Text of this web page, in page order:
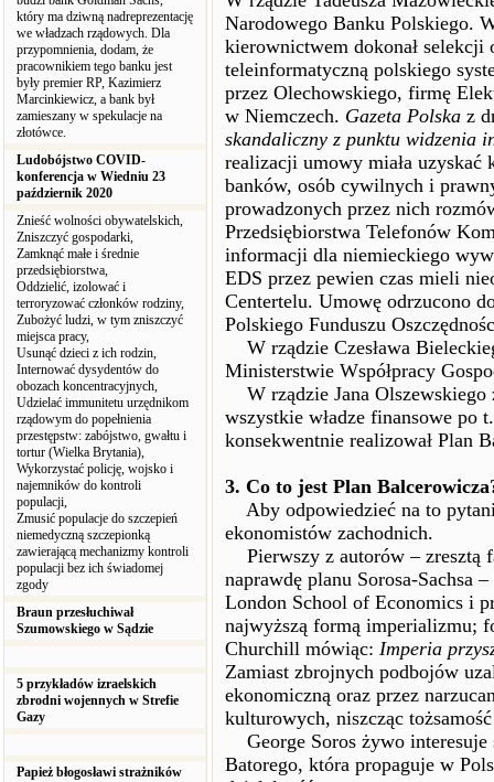
który ma dziwną nadreprezentację
we władzach rządowych. Dla
przypomnienia, dodam, że
pracownikiem tego banku jest
były premier RP, Kazimierz
Marcinkiewicz, a bank był
zamieszany w spekulacje na
złotówce.
Ludobójstwo COVID-
konferencja w Wiedniu 23
październik 2020
Znieść wolności obywatelskich,
Zniszczyć gospodarki,
Zamknąć małe i średnie
przedsiębiorstwa,
Oddzielić, izolować i
terroryzować członków rodziny,
Zubożyć ludzi, w tym zniszczyć
miejsca pracy,
Usunąć dzieci z ich rodzin,
Internować dysydentów do
obozach koncentracyjnych,
Udzielać immunitetu urzędnikom
rządowym do popełnienia
przestępstw: zabójstwo, gwałtu i
tortur (Wielka Brytania),
Wykorzystać policję, wojsko i
najemników do kontroli
populacji,
Zmusić populacje do szczepień
niemedyczną szczepionką
zawierającą mechanizmy kontroli
populacji bez ich świadomej
zgody
Braun przesłuchiwał
Szumowskiego w Sądzie
5 przykładów izraelskich
zbrodni wojennych w Strefie
Gazy
Papież błogosławi strażników
Narodowego Banku Polskiego.
kierownictwem dokonał selekcji
teleinformatyczną polskiego
przez Olechowskiego, firmę
w Niemczech. Gazeta Polska z
skandaliczny z punktu widzenia
realizacji umowy miała uzyskać
banków, osób cywilnych i
prowadzonych przez nich
Przedsiębiorstwa Telefonów
informacji dla niemieckiego
EDS przez pewien czas mieli
Centertelu. Umowę odrzucono
Polskiego Funduszu
W rządzie Czesława
Ministerstwie Współpracy
W rządzie Jana Olszewskiego
wszystkie władze finansowe po
konsekwentnie realizował Plan
3. Co to jest Plan
Aby odpowiedzieć na to
ekonomistów zachodnich.
Pierwszy z autorów – zresztą
naprawdę planu Sorosa-Sachsa
London School of Economics i
najwyższą formą imperializmu;
Churchill mówiąc: Imperia
Zamiast zbrojnych podbojów
ekonomiczną oraz przez
kulturowych, niszcząc
George Soros żywo interesuje
Batorego, która propaguje w